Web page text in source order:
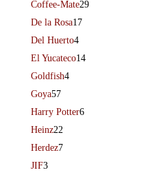
Coffee-Mate29
De la Rosa17
Del Huerto4
El Yucateco14
Goldfish4
Goya57
Harry Potter6
Heinz22
Herdez7
JIF3